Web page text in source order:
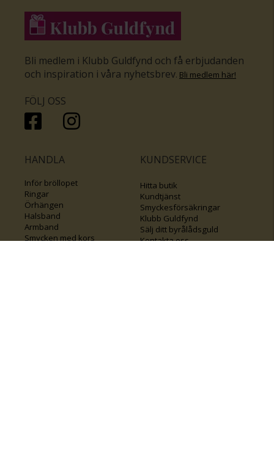
Bli medlem i Klubb Guldfynd och få erbjudanden
och inspiration i våra nyhetsbrev. Bli medlem här!
FÖLJ OSS
HANDLA
Inför bröllopet
Ringar
Örhängen
Halsband
Armband
Smycken med kors
KUNDSERVICE
Hitta butik
Kundtjänst
Smyckesförsäkringar
Klubb Guldfynd
Sälj ditt byrålådsguld
Kontakta oss